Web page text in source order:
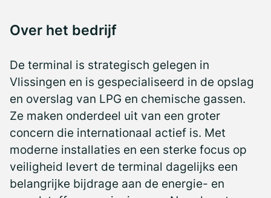
Over het bedrijf
De terminal is strategisch gelegen in
Vlissingen en is gespecialiseerd in de opslag
en overslag van LPG en chemische gassen.
Ze maken onderdeel uit van een groter
concern die internationaal actief is. Met
moderne installaties en een sterke focus op
veiligheid levert de terminal dagelijks een
belangrijke bijdrage aan de energie- en